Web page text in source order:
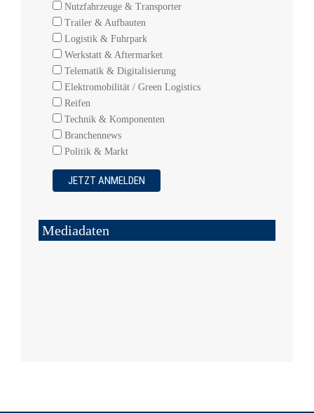
Nutzfahrzeuge & Transporter
Trailer & Aufbauten
Logistik & Fuhrpark
Werkstatt & Aftermarket
Telematik & Digitalisierung
Elektromobilität / Green Logistics
Reifen
Technik & Komponenten
Branchennews
Politik & Markt
Mediadaten